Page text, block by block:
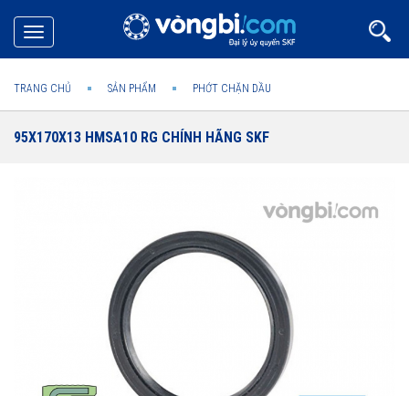
Toggle
navigation
TRANG CHỦ SẢN PHẨM PHỚT CHẶN DẦU
95X170X13 HMSA10 RG CHÍNH HÃNG SKF